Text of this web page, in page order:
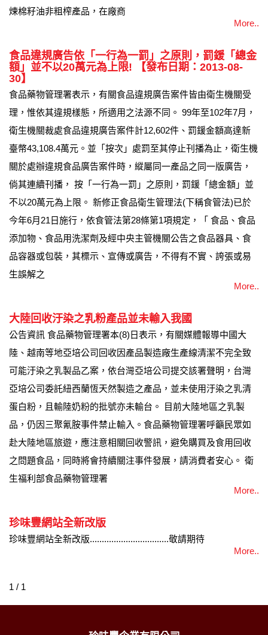
煉棉籽油非粗榨產品，在廠商
More..
食品違規廣告依「一行為一罰」之原則，罰鍰「總金
額」並不以20萬元為上限! 【發布日期：2013-08-
30】
食品藥物管理署表示，有關食品違規廣告案件皆由衛生機關受
理，惟依其違規樣態，所適用之法源不同。 99年至102年7月，
衛生機關裁處食品違規廣告案件計12,602件、罰鍰金額高達新
臺幣43,108.4萬元。並「按次」處罰至其停止刊播為止，衛生機
關於處辦違規食品廣告案件時，縱屬同一產品之同一版廣告，
倘其連續刊播， 按「一行為一罰」之原則，罰鍰「總金額」並
不以20萬元為上限。 新修正食品衛生管理法(下稱食管法)已於
今年6月21日施行，依食管法第28條第1項規定，「 食品、食品
添加物、食品用洗潔劑及經中央主管機關公告之食品器具、食
品容器或包裝，其標示、宣傳或廣告，不得有不實、誇張或易
生誤解之
More..
大陸回收汙染之乳粉產品並未輸入我國
公告資訊 食品藥物管理署本(8)日表示，有關媒體報導中國大
陸、越南等地亞培公司回收因產品製造廠生產線清潔不完全致
可能汙染之乳製品乙案，依台灣亞培公司提交該署聲明，台灣
亞培公司委託紐西蘭恆天然製造之產品，並未使用汙染之乳清
蛋白粉，且輸陸奶粉的批號亦未輸台。 目前大陸地區之乳製
品，仍因三聚氰胺事件禁止輸入。食品藥物管理署呼籲民眾如
赴大陸地區旅遊，應注意相關回收警訊，避免購買及食用回收
之問題食品，同時將會持續關注事件發展，請消費者安心。 衛
生福利部食品藥物管理署
More..
珍味豐網站全新改版
珍味豐網站全新改版.................................敬請期待
More..
1 / 1